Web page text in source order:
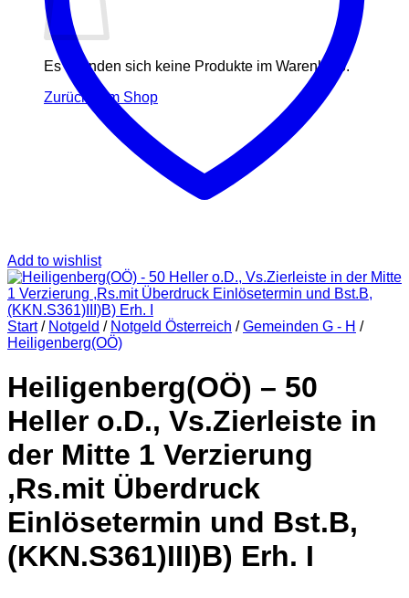
Es befinden sich keine Produkte im Warenkorb.
Zurück zum Shop
Add to wishlist
Start / Notgeld / Notgeld Österreich / Gemeinden G - H /
Heiligenberg(OÖ)
Heiligenberg(OÖ) – 50
Heller o.D., Vs.Zierleiste in
der Mitte 1 Verzierung
,Rs.mit Überdruck
Einlösetermin und Bst.B,
(KKN.S361)III)B) Erh. I